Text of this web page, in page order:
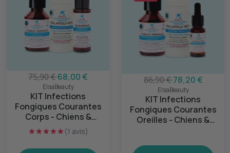
75,90 €68,00 €
ElsaBeauty
KIT Infections
Fongiques Courantes
Corps - Chiens &
Chats(1 avis)
86,90 €78,20 €
ElsaBeauty
KIT Infections
Fongiques Courantes
Oreilles - Chiens &